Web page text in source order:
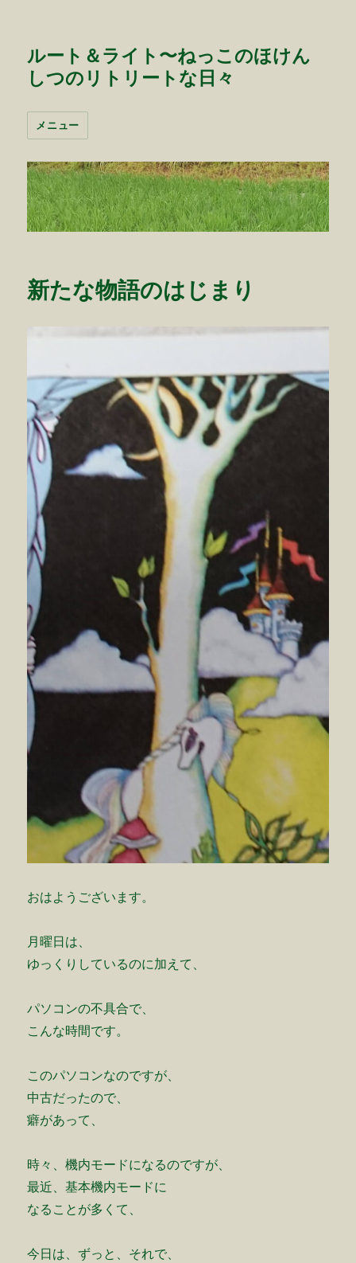
ルート＆ライト〜ねっこのほけん
しつのリトリートな日々
メニュー
新たな物語のはじまり
おはようございます。
月曜日は、
ゆっくりしているのに加えて、
パソコンの不具合で、
こんな時間です。
このパソコンなのですが、
中古だったので、
癖があって、
時々、機内モードになるのですが、
最近、基本機内モードに
なることが多くて、
今日は、ずっと、それで、